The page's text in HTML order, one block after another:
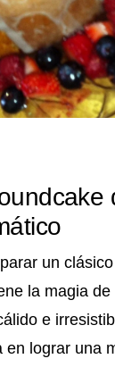
un
la magia
e
en lograr una